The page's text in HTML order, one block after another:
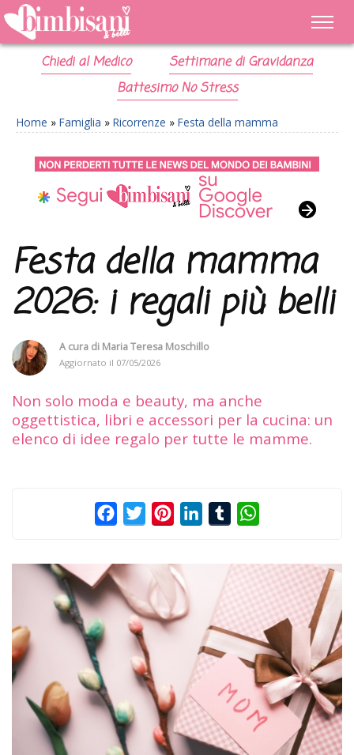
Chiedi al Medico
Settimane di Gravidanza
Battesimo No Stress
Home » Famiglia » Ricorrenze » Festa della mamma
Festa della mamma
2026: i regali più belli
A cura di Maria Teresa Moschillo
Aggiornato il 07/05/2026
Non solo moda e beauty, ma anche
oggettistica, libri e accessori per la cucina: un
elenco di idee regalo per tutte le mamme.
FacebookTwitterPinterestLinkedInTumblr